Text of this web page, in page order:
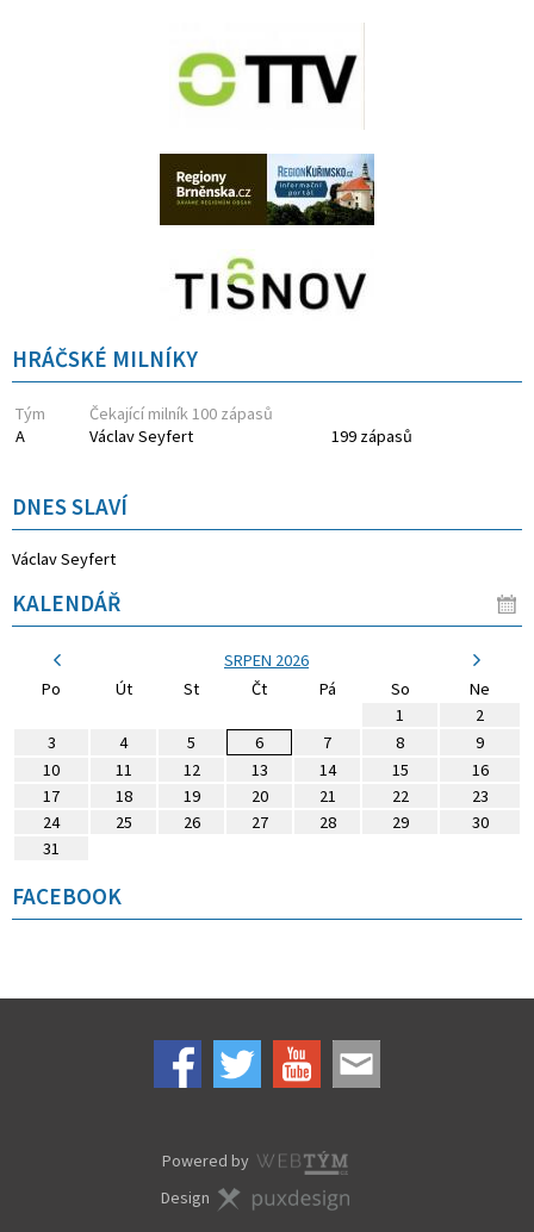
HRÁČSKÉ MILNÍKY
Tým
Čekající milník 100 zápasů
A
Václav Seyfert 199 zápasů
DNES SLAVÍ
Václav Seyfert
KALENDÁŘ
SRPEN 2026
Po
Út St Čt Pá So
Ne
1
2
3
4 5 6 7 8
9
10
11 12 13 14 15
16
17
18 19 20 21 22
23
24
25 26 27 28 29
30
31
FACEBOOK
Powered by
Design